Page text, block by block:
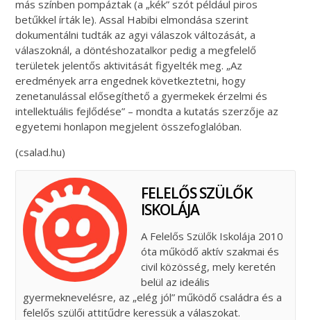
más színben pompáztak (a „kék” szót például piros
betűkkel írták le). Assal Habibi elmondása szerint
dokumentálni tudták az agyi válaszok változását, a
válaszoknál, a döntéshozatalkor pedig a megfelelő
területek jelentős aktivitását figyelték meg. „Az
eredmények arra engednek következtetni, hogy
zenetanulással elősegíthető a gyermekek érzelmi és
intellektuális fejlődése” – mondta a kutatás szerzője az
egyetemi honlapon megjelent összefoglalóban.
(csalad.hu)
FELELŐS SZÜLŐK
ISKOLÁJA
A Felelős Szülők Iskolája 2010
óta működő aktív szakmai és
civil közösség, mely keretén
belül az ideális
gyermeknevelésre, az „elég jól” működő családra és a
felelős szülői attitűdre keressük a válaszokat.